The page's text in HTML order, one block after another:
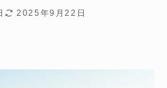
2025年9月22日